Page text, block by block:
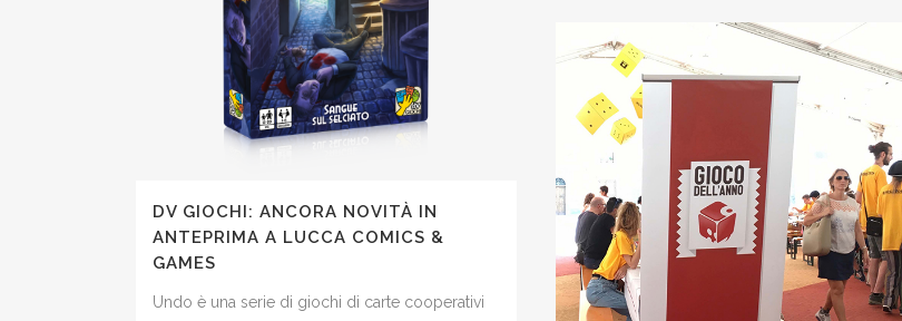
DV GIOCHI: ANCORA NOVITÀ IN
ANTEPRIMA A LUCCA COMICS &
GAMES
Undo è una serie di giochi di carte cooperativi